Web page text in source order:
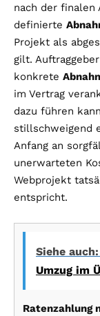
nach der finalen
definierte
Projekt als
gilt.
konkrete
im Vertrag
dazu führen
stillschweigend
Anfang an
unerwarteten
Webprojekt
entspricht.
Siehe auch:
Umzug im
Ratenzahlung